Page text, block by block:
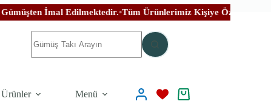
Edilmektedir.•Tüm Ürünlerimiz Kişiye Özel El İşçiliği İle Özenle
Menü